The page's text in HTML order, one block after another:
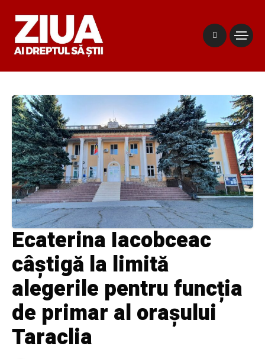
Ecaterina Iacobceac
câștigă la limită
alegerile pentru funcția
de primar al orașului
Taraclia